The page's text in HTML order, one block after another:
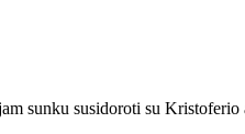
sunku susidoroti su